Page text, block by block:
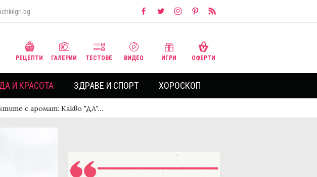
РЕЦЕПТИ ГАЛЕРИИ ТЕСТОВЕ ВИДЕО ИГРИ ОФЕРТИ
И КРАСОТА ЗДРАВЕ И СПОРТ ХОРОСКОП
с аромат: Какво "ДА"…